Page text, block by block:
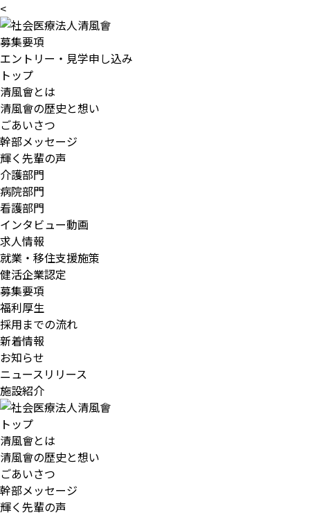
<
募集要項
エントリー・見学申し込み
トップ
清風會とは
清風會の歴史と想い
ごあいさつ
幹部メッセージ
輝く先輩の声
介護部門
病院部門
看護部門
インタビュー動画
求人情報
就業・移住支援施策
健活企業認定
募集要項
福利厚生
採用までの流れ
新着情報
お知らせ
ニュースリリース
施設紹介
トップ
清風會とは
清風會の歴史と想い
ごあいさつ
幹部メッセージ
輝く先輩の声